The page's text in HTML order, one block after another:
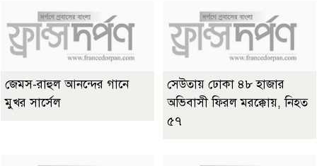
জেমস-রাহুল আনন্দের গানে
মুখর সার্সেল
সেউতায় ঢোকা ৪৮ হাজার
অভিবাসী ফিরল মরক্কোয়, নিহত
৫৭